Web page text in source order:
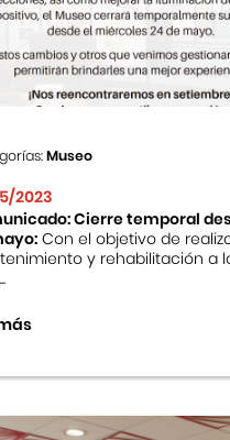
Cultural Peruano
de la Inmigración
Peruano Japonés
Museo
2023
Cierre temporal
Con el objetivo de
y rehabilitación a